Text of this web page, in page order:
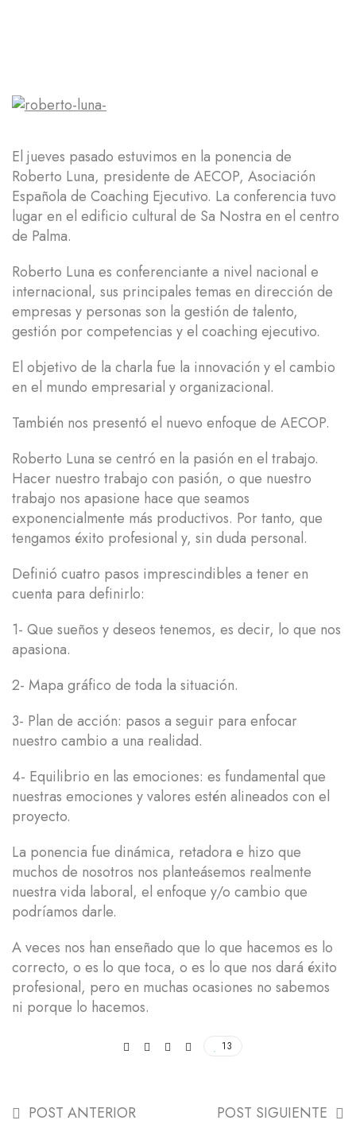
El jueves pasado estuvimos en la ponencia de
Roberto Luna, presidente de AECOP, Asociación
Española de Coaching Ejecutivo. La conferencia tuvo
lugar en el edificio cultural de Sa Nostra en el centro
de Palma.
Roberto Luna es conferenciante a nivel nacional e
internacional, sus principales temas en dirección de
empresas y personas son la gestión de talento,
gestión por competencias y el coaching ejecutivo.
El objetivo de la charla fue la innovación y el cambio
en el mundo empresarial y organizacional.
También nos presentó el nuevo enfoque de AECOP.
Roberto Luna se centró en la pasión en el trabajo.
Hacer nuestro trabajo con pasión, o que nuestro
trabajo nos apasione hace que seamos
exponencialmente más productivos. Por tanto, que
tengamos éxito profesional y, sin duda personal.
Definió cuatro pasos imprescindibles a tener en
cuenta para definirlo:
1- Que sueños y deseos tenemos, es decir, lo que nos
apasiona.
2- Mapa gráfico de toda la situación.
3- Plan de acción: pasos a seguir para enfocar
nuestro cambio a una realidad.
4- Equilibrio en las emociones: es fundamental que
nuestras emociones y valores estén alineados con el
proyecto.
La ponencia fue dinámica, retadora e hizo que
muchos de nosotros nos planteásemos realmente
nuestra vida laboral, el enfoque y/o cambio que
podríamos darle.
A veces nos han enseñado que lo que hacemos es lo
correcto, o es lo que toca, o es lo que nos dará éxito
profesional, pero en muchas ocasiones no sabemos
ni porque lo hacemos.
13
POST ANTERIOR POST SIGUIENTE